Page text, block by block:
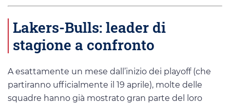
Lakers-Bulls: leader di
stagione a confronto
A esattamente un mese dall’inizio dei playoff (che
partiranno ufficialmente il 19 aprile), molte delle
squadre hanno già mostrato gran parte del loro